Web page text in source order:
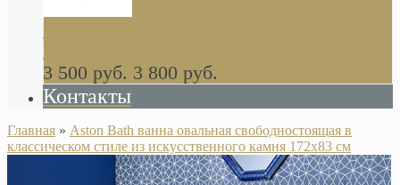
Khala Colombo аксессуары (серия) В
НАЛИЧИИ
3 500 руб. 3 800 руб.
Контакты
Главная » Aston Bath ванна овальная свободностоящая в
классическом стиле из искусственного камня 172х83 см